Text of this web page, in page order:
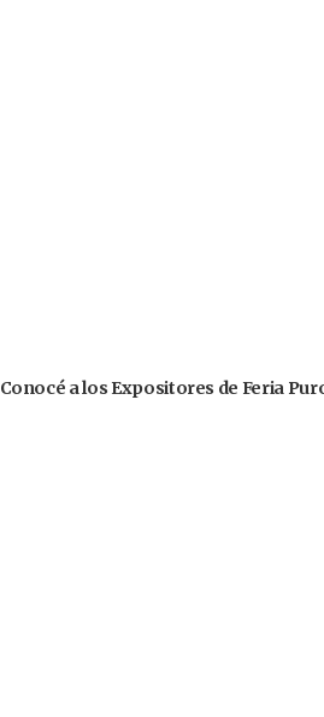
Conocé a los Expositores de Feria